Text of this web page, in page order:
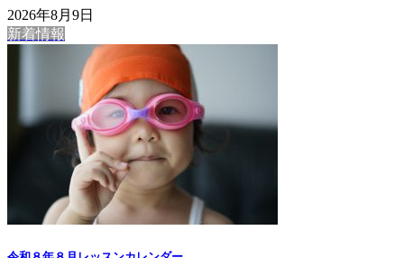
2026年8月9日
新着情報